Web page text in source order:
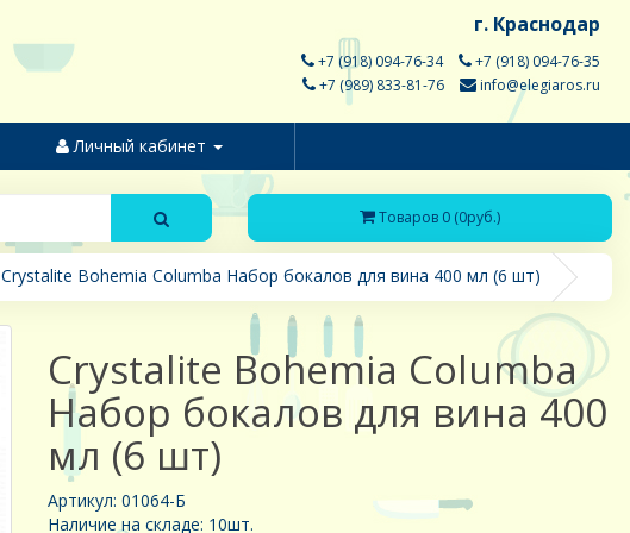
г. Краснодар
+7 (918) 094-76-34
+7 (918) 094-76-35
+7 (989) 833-81-76
info@elegiaros.ru
Личный кабинет
Товаров 0 (0руб.)
Crystalite Bohemia Columba Набор бокалов для вина 400 мл (6 шт)
Crystalite Bohemia Columba
Набор бокалов для вина 400
мл (6 шт)
Артикул: 01064-Б
Наличие на складе: 10шт.